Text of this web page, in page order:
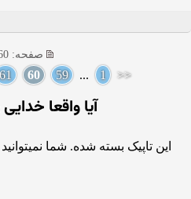
صفحه: 60 / 67
<<
1
...
59
60
61
آيا واقعا
این تاپیک بسته شده. شما